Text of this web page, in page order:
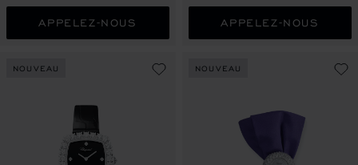
APPELEZ-NOUS APPELEZ-NOUS
NOUVEAU NOUVEAU